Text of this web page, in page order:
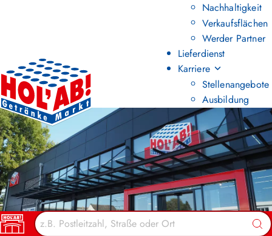
Nachhaltigkeit
Verkaufsflächen
Werder Partner
Lieferdienst
Karriere
Stellenangebote
Ausbildung
HOL’AB! MÄRKTE